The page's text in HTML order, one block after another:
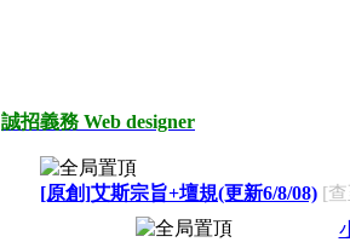
誠招義務 Web designer
[原創]艾斯宗旨+壇規(更新6/8/08) [